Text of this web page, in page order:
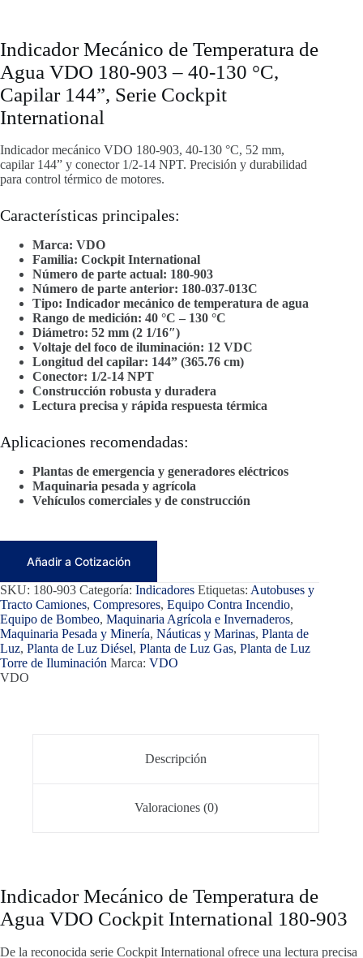
Indicador Mecánico de Temperatura de
Agua VDO 180-903 – 40-130 °C,
Capilar 144”, Serie Cockpit
International
Indicador mecánico VDO 180-903, 40-130 °C, 52 mm,
capilar 144” y conector 1/2-14 NPT. Precisión y durabilidad
para control térmico de motores.
Características principales:
Marca: VDO
Familia: Cockpit International
Número de parte actual: 180-903
Número de parte anterior: 180-037-013C
Tipo: Indicador mecánico de temperatura de agua
Rango de medición: 40 °C – 130 °C
Diámetro: 52 mm (2 1/16″)
Voltaje del foco de iluminación: 12 VDC
Longitud del capilar: 144” (365.76 cm)
Conector: 1/2-14 NPT
Construcción robusta y duradera
Lectura precisa y rápida respuesta térmica
Aplicaciones recomendadas:
Plantas de emergencia y generadores eléctricos
Maquinaria pesada y agrícola
Vehículos comerciales y de construcción
Añadir a Cotización
SKU: 180-903 Categoría: Indicadores Etiquetas: Autobuses y
Tracto Camiones, Compresores, Equipo Contra Incendio,
Equipo de Bombeo, Maquinaria Agrícola e Invernaderos,
Maquinaria Pesada y Minería, Náuticas y Marinas, Planta de
Luz, Planta de Luz Diésel, Planta de Luz Gas, Planta de Luz
Torre de Iluminación Marca: VDO
VDO
Descripción
Valoraciones (0)
Indicador Mecánico de Temperatura de
Agua VDO Cockpit International 180-903
De la reconocida serie Cockpit International ofrece una lectura precisa